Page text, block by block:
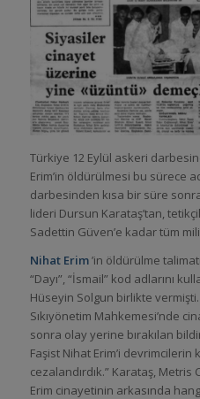
Türkiye 12 Eylül askeri
Erim’in öldürülmesi bu sürece
darbesinden kısa bir süre
lideri Dursun Karataş’tan,
Sadettin Güven’e kadar tüm
Nihat Erim’in öldürülme
“Dayı”, “İsmail” kod adlarını
Hüseyin Solgun birlikte vermişti.
Sıkıyönetim Mahkemesi’nde
sonra olay yerine bırakılan
Faşist Nihat Erim’i
cezalandırdık.” Karataş,
Erim cinayetinin arkasında